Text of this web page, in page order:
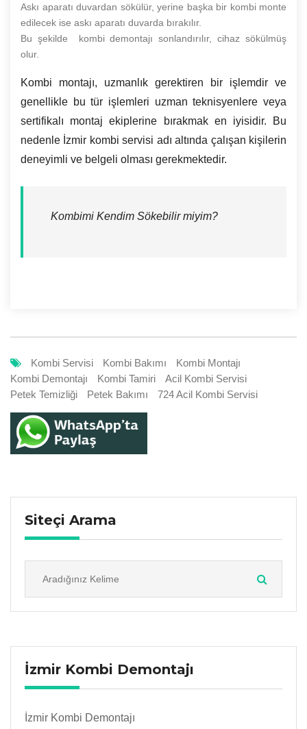
Askı aparatı duvardan sökülür, yerine başka bir kombi monte
edilecek ise askı aparatı duvarda bırakılır.
Bu şekilde kombi demontajı sonlandırılır, cihaz sökülmüş
olur.
Kombi montajı, uzmanlık gerektiren bir işlemdir ve
genellikle bu tür işlemleri uzman teknisyenlere veya
sertifikalı montaj ekiplerine bırakmak en iyisidir. Bu
nedenle İzmir kombi servisi adı altında çalışan kişilerin
deneyimli ve belgeli olması gerekmektedir.
Kombimi Kendim Sökebilir miyim?
Kombi Servisi Kombi Bakımı
Kombi Montajı
Kombi Demontajı
Kombi Tamiri
Acil Kombi Servisi
Petek Temizliği
Petek Bakımı 724 Acil Kombi Servisi
Siteçi Arama
İzmir Kombi Demontajı
İzmir Kombi Demontajı